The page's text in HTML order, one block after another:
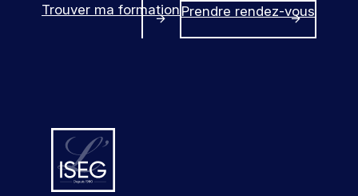
Trouver ma formation Prendre rendez-vous